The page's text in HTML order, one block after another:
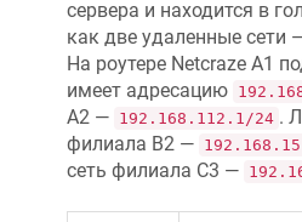
сервера и находится в
как две удаленные сети
На роутере Netcraze А1
имеет адресацию
A2 — 192.168.112.1/24 .
филиала B2 —
сеть филиала C3 —